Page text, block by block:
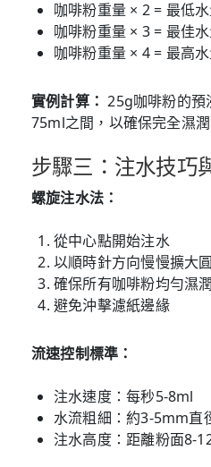
咖啡粉重量 × 2 = 最低
咖啡粉重量 × 3 = 最佳
咖啡粉重量 × 4 = 最高
實例計算： 25g咖啡粉的預
75ml之間，以確保完全濕
步驟三：注水技巧
螺旋注水法：
從中心點開始注水
以順時針方向慢慢擴大
確保所有咖啡粉均勻濕潤
避免沖擊濾紙邊緣
流速控制標準：
注水速度：每秒5-8ml
水流粗細：約3-5mm直
注水高度：距離粉面8-